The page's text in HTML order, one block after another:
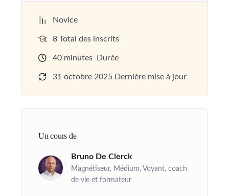
Novice
8 Total des inscrits
40 minutes Durée
31 octobre 2025 Dernière mise à jour
Un cours de
Bruno De Clerck
Magnétiseur, Médium, Voyant, coach
de vie et formateur